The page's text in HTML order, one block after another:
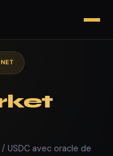
USDC avec oracle de